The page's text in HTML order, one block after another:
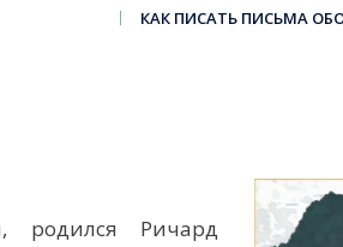
КАК ПИСАТЬ ПИСЬМА
родился Ричард